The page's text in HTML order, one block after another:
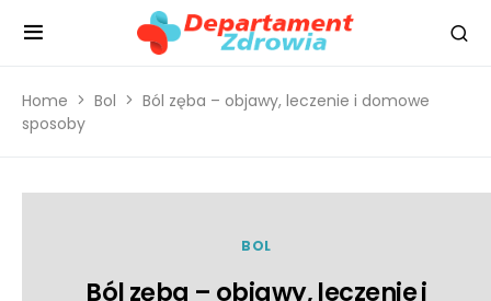
Home Bol
Ból zęba – objawy, leczenie i domowe
sposoby
BOL
Ból zęba – objawy, leczenie i